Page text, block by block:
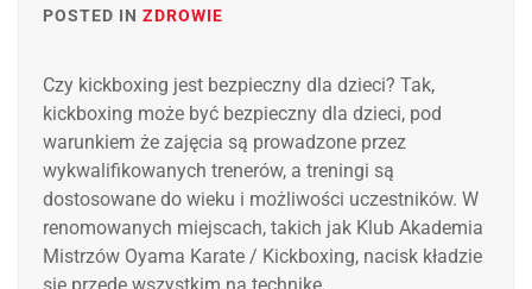
POSTED IN ZDROWIE
Czy kickboxing jest bezpieczny dla dzieci? Tak,
kickboxing może być bezpieczny dla dzieci, pod
warunkiem że zajęcia są prowadzone przez
wykwalifikowanych trenerów, a treningi są
dostosowane do wieku i możliwości uczestników. W
renomowanych miejscach, takich jak Klub Akademia
Mistrzów Oyama Karate / Kickboxing, nacisk kładzie